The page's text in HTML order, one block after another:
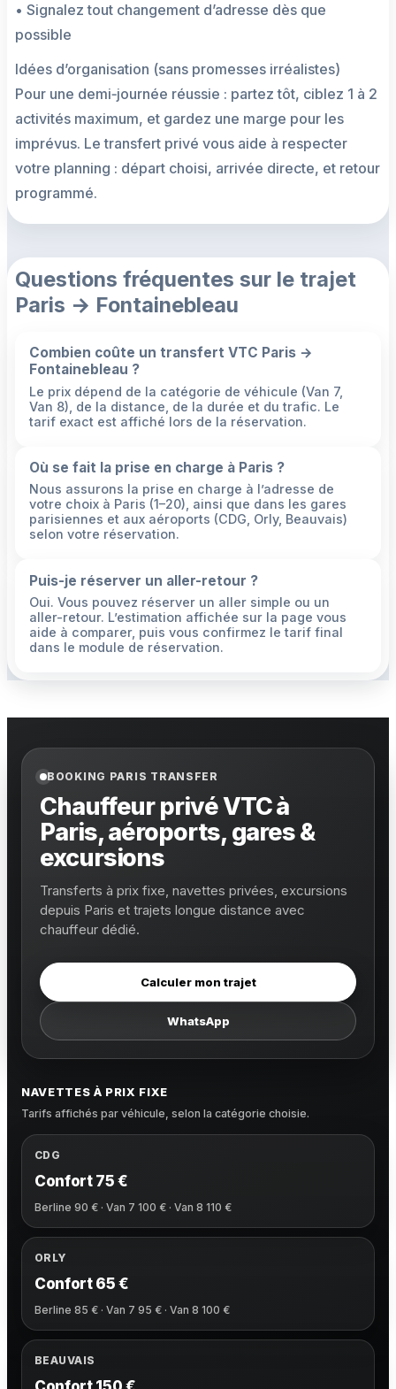
• Signalez tout changement d’adresse dès que
possible
Idées d’organisation (sans promesses irréalistes)
Pour une demi‑journée réussie : partez tôt, ciblez 1 à 2
activités maximum, et gardez une marge pour les
imprévus. Le transfert privé vous aide à respecter
votre planning : départ choisi, arrivée directe, et retour
programmé.
Questions fréquentes sur le trajet
Paris → Fontainebleau
Combien coûte un transfert VTC Paris →
Fontainebleau ?
Le prix dépend de la catégorie de véhicule (Van 7,
Van 8), de la distance, de la durée et du trafic. Le
tarif exact est affiché lors de la réservation.
Où se fait la prise en charge à Paris ?
Nous assurons la prise en charge à l’adresse de
votre choix à Paris (1–20), ainsi que dans les gares
parisiennes et aux aéroports (CDG, Orly, Beauvais)
selon votre réservation.
Puis-je réserver un aller-retour ?
Oui. Vous pouvez réserver un aller simple ou un
aller-retour. L’estimation affichée sur la page vous
aide à comparer, puis vous confirmez le tarif final
dans le module de réservation.
BOOKING PARIS TRANSFER
Chauffeur privé VTC à
Paris, aéroports, gares &
excursions
Transferts à prix fixe, navettes privées, excursions
depuis Paris et trajets longue distance avec
chauffeur dédié.
Calculer mon trajet
WhatsApp
NAVETTES À PRIX FIXE
Tarifs affichés par véhicule, selon la catégorie choisie.
CDG
Confort 75 €
Berline 90 € · Van 7 100 € · Van 8 110 €
ORLY
Confort 65 €
Berline 85 € · Van 7 95 € · Van 8 100 €
BEAUVAIS